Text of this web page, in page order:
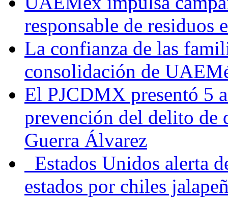
responsable de residuos
La confianza de las
consolidación de
El PJCDMX presentó 5
prevención del delito de
Guerra Álvarez
Estados Unidos alerta
estados por chiles